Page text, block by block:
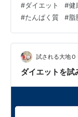
イエットと同じよ
るだけのダイエッ
う。 高いカロリ
や飲酒は控えるよ
トには、運動も少
す。 普段の食事
#ダイエット #健
#たんぱく質 #脂
試される大地Ｏ
ダイエットを試